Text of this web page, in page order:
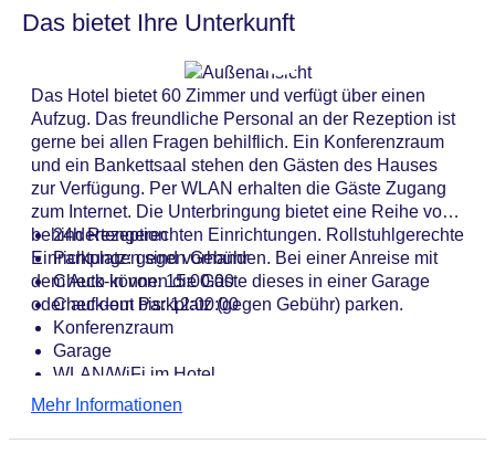
Das bietet Ihre Unterkunft
Das Hotel bietet 60 Zimmer und verfügt über einen
Aufzug. Das freundliche Personal an der Rezeption ist
gerne bei allen Fragen behilflich. Ein Konferenzraum
und ein Bankettsaal stehen den Gästen des Hauses
zur Verfügung. Per WLAN erhalten die Gäste Zugang
zum Internet. Die Unterbringung bietet eine Reihe von
behindertengerechten Einrichtungen. Rollstuhlgerechte
Einrichtungen sind vorhanden. Bei einer Anreise mit
dem Auto können die Gäste dieses in einer Garage
oder auf dem Parkplatz (gegen Gebühr) parken.
24h Rezeption
Parkplatz: gegen Gebühr
Check-in von: 15:00:00
Check-out bis: 12:00:00
Konferenzraum
Garage
WLAN/WiFi im Hotel
Letzte umfassende Renovierung: 2016
Anzahl der Aufzüge: 1
Mehr Informationen